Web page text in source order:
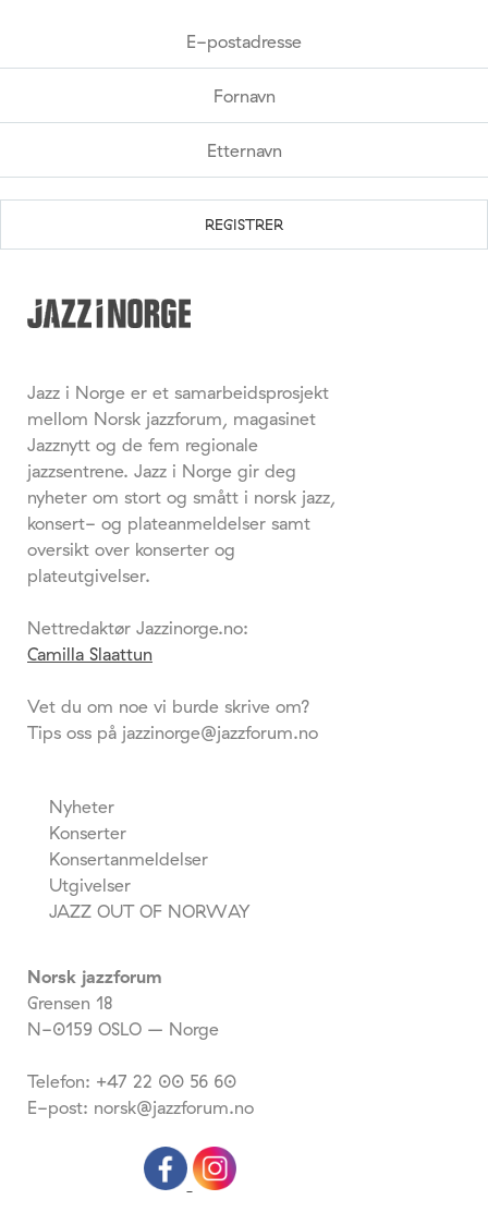
Jazz i Norge er et samarbeidsprosjekt
mellom Norsk jazzforum, magasinet
Jazznytt og de fem regionale
jazzsentrene. Jazz i Norge gir deg
nyheter om stort og smått i norsk jazz,
konsert- og plateanmeldelser samt
oversikt over konserter og
plateutgivelser.
Nettredaktør Jazzinorge.no:
Camilla Slaattun
Vet du om noe vi burde skrive om?
Tips oss på jazzinorge@jazzforum.no
Nyheter
Konserter
Konsertanmeldelser
Utgivelser
JAZZ OUT OF NORWAY
Norsk jazzforum
Grensen 18
N-0159 OSLO – Norge
Telefon: +47 22 00 56 60
E-post: norsk@jazzforum.no